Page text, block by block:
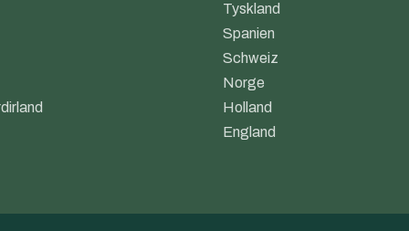
Tyskland
Spanien
Schweiz
Norge
Holland
England